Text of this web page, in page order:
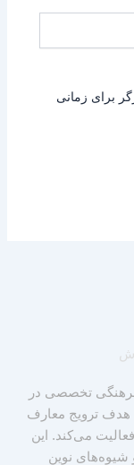
برای زمانی
تخصصی در
هدف ترویج معارف
می‌کند. این
شیوه‌های نوین